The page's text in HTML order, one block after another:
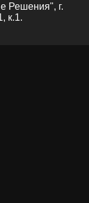
Решения", г.
к.1.